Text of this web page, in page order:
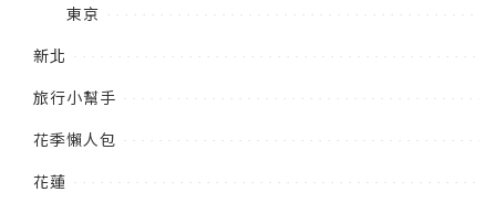
東京
新北
旅行小幫手
花季懶人包
花蓮